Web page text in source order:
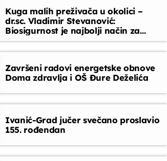
Kuga malih preživača u okolici –
dr.sc. Vladimir Stevanović:
Biosigurnost je najbolji način za
sprječavanje ulaska bolesti
Završeni radovi energetske obnove
Doma zdravlja i OŠ Đure Deželića
Ivanić-Grad jučer svečano proslavio
155. rođendan